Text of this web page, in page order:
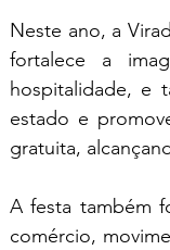
Neste ano, a
fortalece a
hospitalidade, e
estado e
gratuita,
A festa também
comércio,